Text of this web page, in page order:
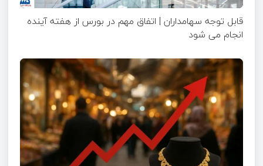
قابل توجه سهامداران | اتفاق مهم در بورس از هفته آینده
انجام می شود